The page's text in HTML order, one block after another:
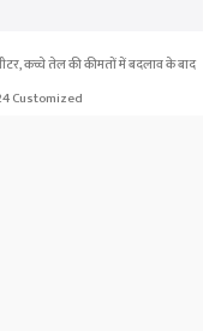
कच्चे तेल की कीमतों में बदलाव के बाद
Customized